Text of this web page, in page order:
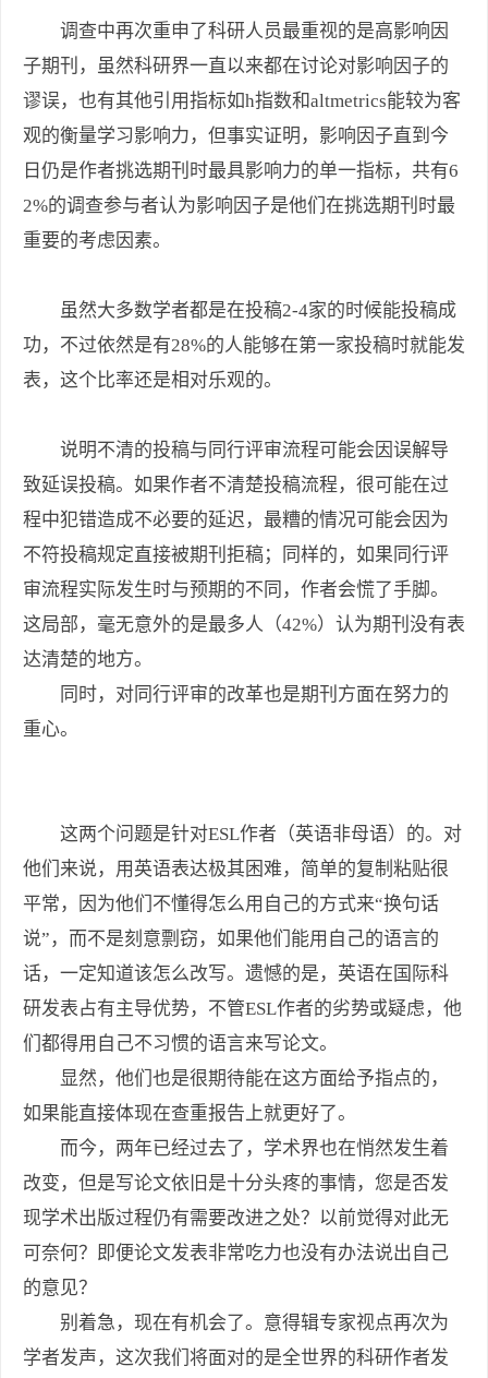
调查中再次重申了科研人员最重视的是高影响因
子期刊，虽然科研界一直以来都在讨论对影响因子的
谬误，也有其他引用指标如h指数和altmetrics能较为客
观的衡量学习影响力，但事实证明，影响因子直到今
日仍是作者挑选期刊时最具影响力的单一指标，共有6
2%的调查参与者认为影响因子是他们在挑选期刊时最
重要的考虑因素。
虽然大多数学者都是在投稿2-4家的时候能投稿成
功，不过依然是有28%的人能够在第一家投稿时就能发
表，这个比率还是相对乐观的。
说明不清的投稿与同行评审流程可能会因误解导
致延误投稿。如果作者不清楚投稿流程，很可能在过
程中犯错造成不必要的延迟，最糟的情况可能会因为
不符投稿规定直接被期刊拒稿；同样的，如果同行评
审流程实际发生时与预期的不同，作者会慌了手脚。
这局部，毫无意外的是最多人（42%）认为期刊没有表
达清楚的地方。
同时，对同行评审的改革也是期刊方面在努力的
重心。
这两个问题是针对ESL作者（英语非母语）的。对
他们来说，用英语表达极其困难，简单的复制粘贴很
平常，因为他们不懂得怎么用自己的方式来“换句话
说”，而不是刻意剽窃，如果他们能用自己的语言的
话，一定知道该怎么改写。遗憾的是，英语在国际科
研发表占有主导优势，不管ESL作者的劣势或疑虑，他
们都得用自己不习惯的语言来写论文。
显然，他们也是很期待能在这方面给予指点的，
如果能直接体现在查重报告上就更好了。
而今，两年已经过去了，学术界也在悄然发生着
改变，但是写论文依旧是十分头疼的事情，您是否发
现学术出版过程仍有需要改进之处？以前觉得对此无
可奈何？即便论文发表非常吃力也没有办法说出自己
的意见？
别着急，现在有机会了。意得辑专家视点再次为
学者发声，这次我们将面对的是全世界的科研作者发